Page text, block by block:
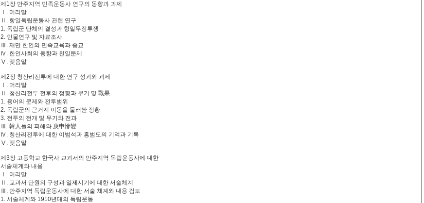
제1장 만주지역 민족운동사 연구의 동향과 과제
Ⅰ. 머리말
Ⅱ. 항일독립운동사 관련 연구
1. 독립군 단체의 결성과 항일무장투쟁
2. 인물연구 및 자료조사
Ⅲ. 재만 한인의 민족교육과 종교
Ⅳ. 한인사회의 동향과 친일문제
Ⅴ. 맺음말
제2장 청산리전투에 대한 연구 성과와 과제
Ⅰ. 머리말
Ⅱ. 청산리전투 전후의 정황과 무기 및 戰果
1. 용어의 문제와 전투범위
2. 독립군의 근거지 이동을 둘러싼 정황
3. 전투의 전개 및 무기와 전과
Ⅲ. 韓人들의 피해와 庚申慘變
Ⅳ. 청산리전투에 대한 이범석과 홍범도의 기억과 기록
Ⅴ. 맺음말
제3장 고등학교 한국사 교과서의 만주지역 독립운동사에 대한
서술체계와 내용
Ⅰ. 머리말
Ⅱ. 교과서 단원의 구성과 일제시기에 대한 서술체계
Ⅲ. 만주지역 독립운동사에 대한 서술 체계와 내용 검토
1. 서술체계와 1910년대의 독립운동